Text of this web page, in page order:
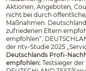
Aktionen, Angeboten,
nicht bei durch
Maßnahmen.
zufriedenen Eltern
empfohlen“,
der ntv-Studie 2025
Deutschlands Profi-
empfohlen: Testsieger